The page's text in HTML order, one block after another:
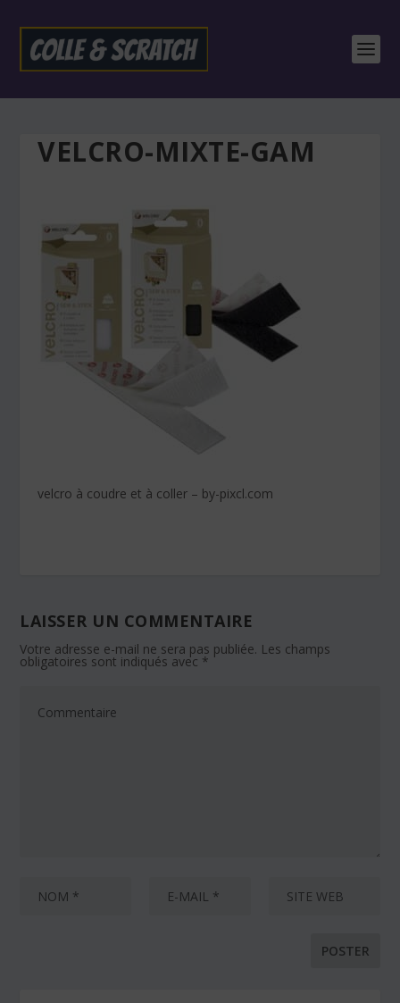
VELCRO-MIXTE-GAM
velcro à coudre et à coller – by-pixcl.com
LAISSER UN COMMENTAIRE
Votre adresse e-mail ne sera pas publiée. Les champs
obligatoires sont indiqués avec *